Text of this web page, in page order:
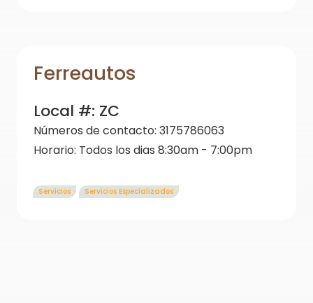
Ferreautos
Local #: ZC
Números de contacto: 3175786063
Horario: Todos los dias 8:30am - 7:00pm
Servicios Servicios Especializados